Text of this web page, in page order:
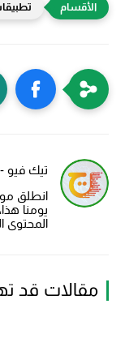
تيك فيو - Tech View
يومنا
المحتوى
مقالات قد